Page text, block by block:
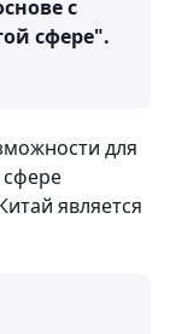
с
сфере".
для
является